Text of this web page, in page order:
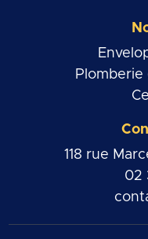
118 rue
02